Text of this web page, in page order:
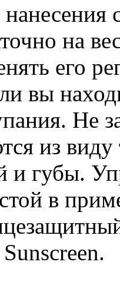
на
его
вы
Не
из виду
губы.
в